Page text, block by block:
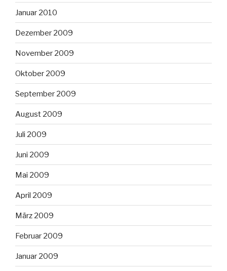
Januar 2010
Dezember 2009
November 2009
Oktober 2009
September 2009
August 2009
Juli 2009
Juni 2009
Mai 2009
April 2009
März 2009
Februar 2009
Januar 2009